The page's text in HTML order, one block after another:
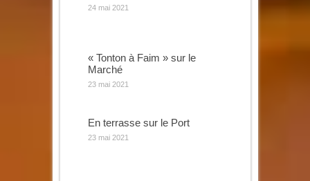
24 mai 2021
« Tonton à Faim » sur le
Marché
23 mai 2021
En terrasse sur le Port
23 mai 2021